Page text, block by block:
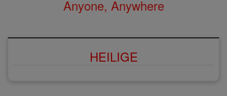
Anyone, Anywhere
HEILIGE